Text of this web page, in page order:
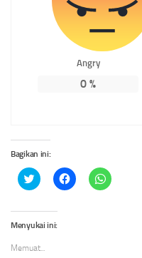
Angry
0 %
Bagikan ini:
Klik
untuk
Twitter(Membuka
di
jendela
baru)
Klik
untuk
Klik
untuk
Menyukai ini:
Memuat...